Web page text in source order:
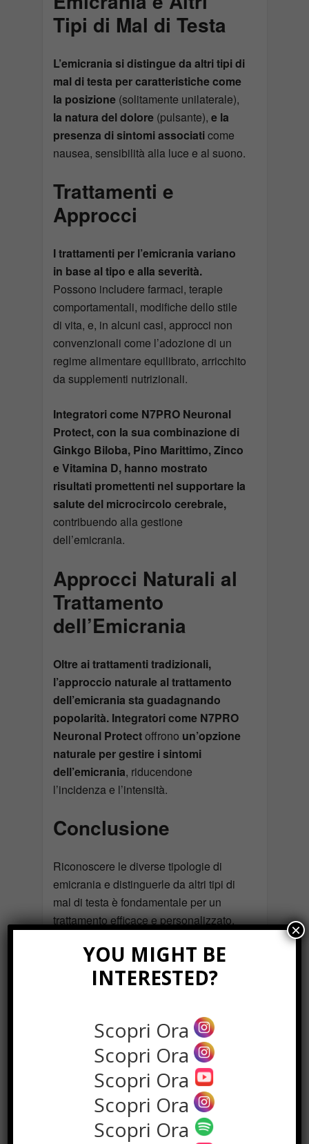
Tipi di Mal di Testa
L’emicrania si distingue da altri tipi di
mal di testa per caratteristiche come
la posizione(solitamente unilaterale),
la natura del dolore(pulsante), e la
presenza di sintomi associaticome
nausea, sensibilità alla luce e al suono.
Trattamenti e
Approcci
I trattamenti per l’emicrania variano
in base al tipo e alla severità.
Possono includere farmaci, terapie
comportamentali, modifiche dello stile
di vita, e, in alcuni casi, approcci non
convenzionali come l’adozione di un
regime alimentare equilibrato, arricchito
da supplementi nutrizionali.
Integratori come N7PRO Neuronal
Protect, con la sua combinazione di
Ginkgo Biloba, Pino Marittimo, Zinco
e Vitamina D, hanno mostrato
risultati promettenti nel supportare la
salute del microcircolo cerebrale,
contribuendo alla gestione
dell’emicrania.
Approcci Naturali al
Trattamento
dell’Emicrania
Oltre ai trattamenti tradizionali,
l’approccio naturale al trattamento
dell’emicrania sta guadagnando
popolarità. Integratori come N7PRO
Neuronal Protectoffrono un’opzione
naturale per gestire i sintomi
dell’emicrania, riducendone
l’incidenza e l’intensità.
Conclusione
Riconoscere le diverse tipologie di
emicrania e distinguerle da altri tipi di
mal di testa è fondamentale per un
trattamento efficace e personalizzato.
l’utilizzo di integratori specifici, può
essere un complemento utile alla
delle persone affette da emicrania.
YOU MIGHT BE
INTERESTED?
Scopri Ora
Scopri Ora
Scopri Ora
Scopri Ora
Scopri Ora
×